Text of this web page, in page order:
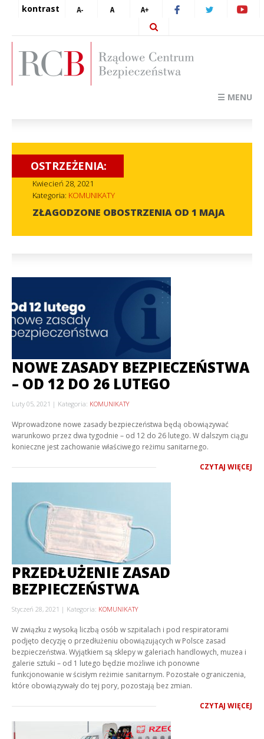
kontrast
☰ MENU
OSTRZEŻENIA:
Kwiecień 28, 2021
Kategoria: KOMUNIKATY
ZŁAGODZONE OBOSTRZENIA OD 1 MAJA
NOWE ZASADY BEZPIECZEŃSTWA
– OD 12 DO 26 LUTEGO
Luty 05, 2021 Kategoria: KOMUNIKATY
Wprowadzone nowe zasady bezpieczeństwa będą obowiązywać
warunkowo przez dwa tygodnie – od 12 do 26 lutego. W dalszym ciągu
konieczne jest zachowanie właściwego reżimu sanitarnego.
CZYTAJ WIĘCEJ
PRZEDŁUŻENIE ZASAD
BEZPIECZEŃSTWA
Styczeń 28, 2021 Kategoria: KOMUNIKATY
W związku z wysoką liczbą osób w szpitalach i pod respiratorami
podjęto decyzję o przedłużeniu obowiązujących w Polsce zasad
bezpieczeństwa. Wyjątkiem są sklepy w galeriach handlowych, muzea i
galerie sztuki – od 1 lutego będzie możliwe ich ponowne
funkcjonowanie w ścisłym reżimie sanitarnym. Pozostałe ograniczenia,
które obowiązywały do tej pory, pozostają bez zmian.
CZYTAJ WIĘCEJ